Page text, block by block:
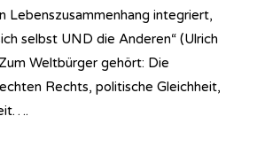
Lebenszusammenhang integriert,
selbst UND die Anderen“ (Ulrich
Weltbürger gehört: Die
Rechts, politische Gleichheit,